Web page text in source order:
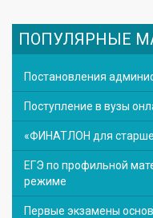
ПОПУЛЯРНЫЕ
Постановления
Поступление в вузы
«ФИНАТЛОН для
ЕГЭ по профильной
режиме
Первые экзамены